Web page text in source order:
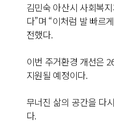
김민숙 아산시 사회복
다”며 “이처럼 발 빠르
전했다.
이번 주거환경 개선은
지원될 예정이다.
무너진 삶의 공간을 다
다.